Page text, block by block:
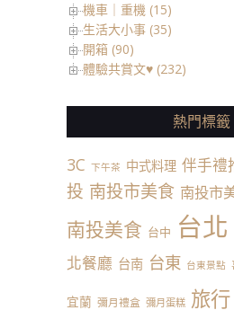
機車｜重機 (15)
生活大小事 (35)
開箱 (90)
體驗共賞文♥ (232)
熱門標籤
3C 下午茶 中式料理 伴手禮
投 南投市美食 南投市
南投美食 台中 台北
北餐廳 台南 台東 台東景點
宜蘭 彌月禮盒 彌月蛋糕 旅行